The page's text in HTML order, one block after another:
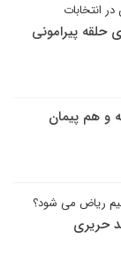
انتخابات
حلقه پیرامونی
و هم پیمان
ریاض می شود؟
حریری